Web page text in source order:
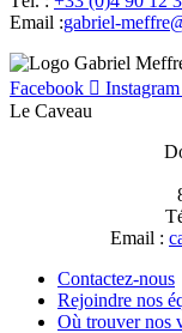
Email :
Facebook Instagram
Le Caveau
Email :
Contactez-nous
Rejoindre nos
Où trouver nos